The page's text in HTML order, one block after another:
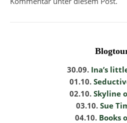
30.09. Ina’s
01.10.
02.10. Skyline
03.10. Sue
04.10. Books